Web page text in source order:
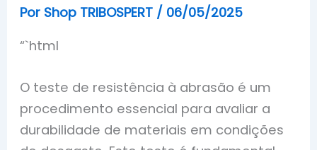
Por Shop TRIBOSPERT / 06/05/2025
“`html
O teste de resistência à abrasão é um
procedimento essencial para avaliar a
durabilidade de materiais em condições